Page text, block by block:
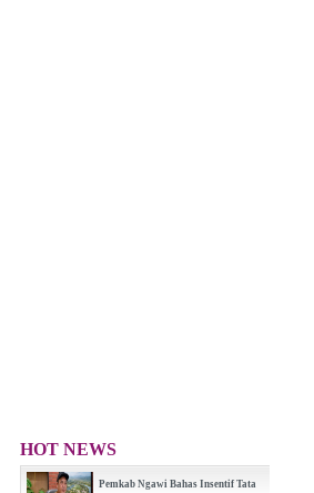
HOT NEWS
Pemkab Ngawi Bahas Insentif Tata